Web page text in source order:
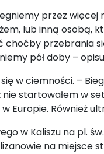
przez
lub inną
choćby
pół doby –
w ciemności. –
startowałem w
Również
w Kaliszu na pl.
na